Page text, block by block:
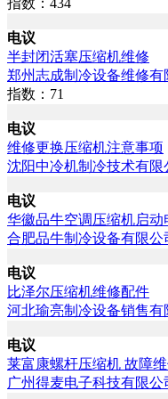
电议
半封闭活塞压缩机维修
郑州志成制冷设备维修有
指数：71
电议
维修更换压缩机注意事项
沈阳中冷机制冷技术有限
电议
华徽品牛空调压缩机启动
合肥品牛制冷设备有限公
电议
比泽尔压缩机维修配件
河北瑜亮制冷设备销售有
电议
莱富康螺杆压缩机 故障
广州得麦电子科技有限公